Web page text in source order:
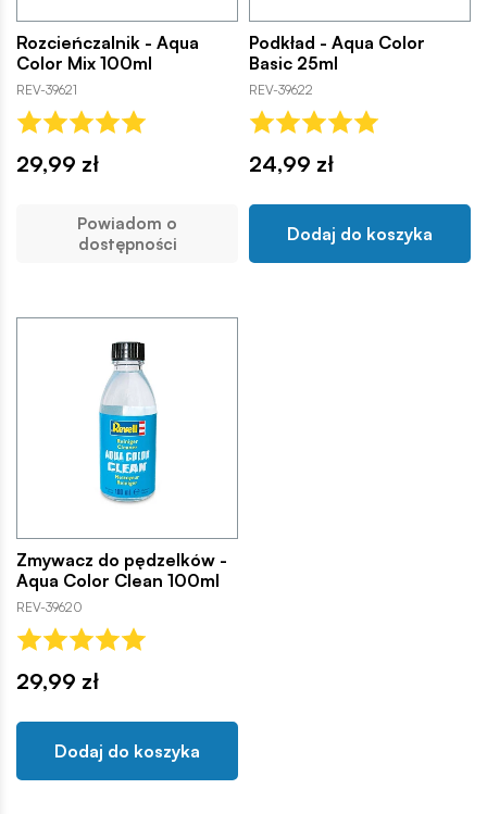
Rozcieńczalnik - Aqua
Color Mix 100ml
REV-39621
29,99 zł
Powiadom o
dostępności
Podkład - Aqua Color
Basic 25ml
REV-39622
24,99 zł
Dodaj do koszyka
Zmywacz do pędzelków -
Aqua Color Clean 100ml
REV-39620
29,99 zł
Dodaj do koszyka